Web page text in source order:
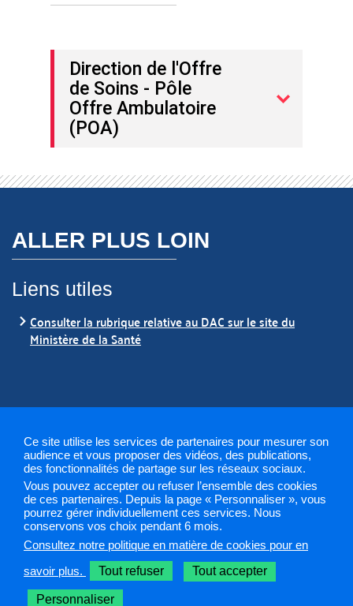
Ce site utilise les services de partenaires pour mesurer son
audience et vous proposer des vidéos, des publications,
des fonctionnalités de partage sur les réseaux sociaux.
Vous pouvez accepter ou refuser l’ensemble des cookies
de ces partenaires. Depuis la page « Personnaliser », vous
pourrez gérer individuellement ces services. Nous
conservons vos choix pendant 6 mois.
Consultez notre politique en matière de cookies pour en
savoir plus.
Tout refuser Tout accepter
Personnaliser
Direction de l'Offre
de Soins - Pôle
Offre Ambulatoire
(POA)
ALLER PLUS LOIN
Liens utiles
Consulter la rubrique relative au DAC sur le site du
Ministère de la Santé
Mentions légales Plan du site Gestion des cookies
ARS 2019
Sélectionnez une région pour accéder à votre site PAPS